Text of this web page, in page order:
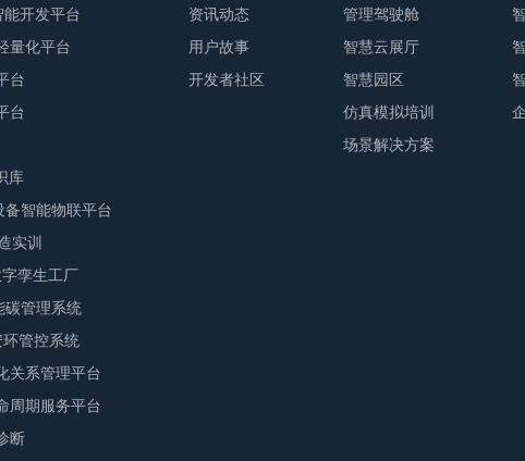
开发平台
量化平台
台
台
库
智能物联平台
实训
孪生工厂
碳管理系统
管控系统
关系管理平台
周期服务平台
断
资讯动态
用户故事
开发者社区
管理驾驶舱
智慧云展厅
智慧园区
仿真模拟培训
场景解决方案